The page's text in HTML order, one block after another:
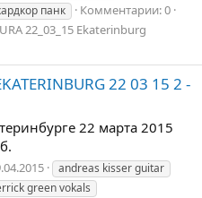
панк
Комментарии: 0
22_03_15 Ekaterinburg
22 03 15 2 -
22 марта 2015
andreas kisser guitar
green vokals